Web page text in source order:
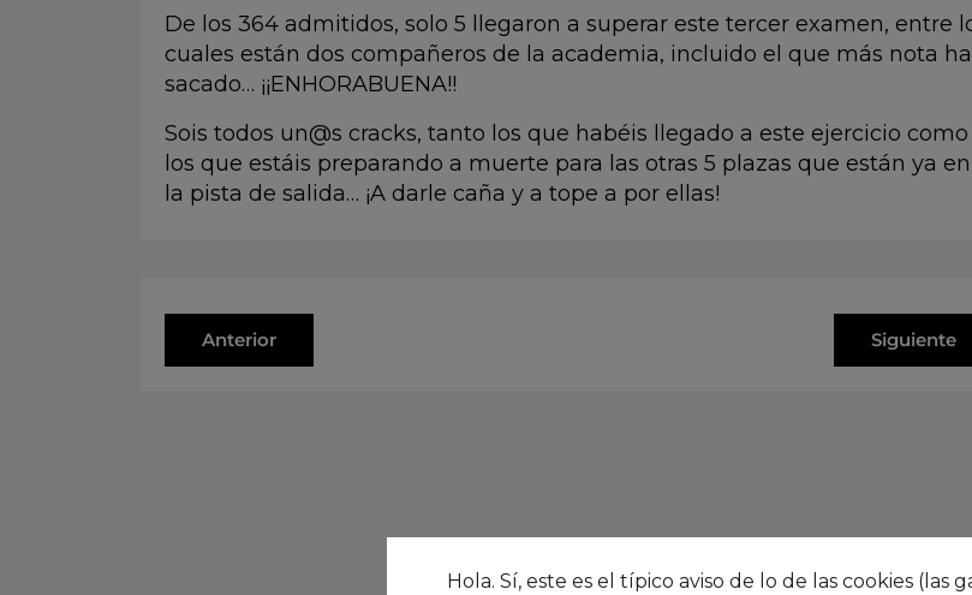
De los 364 admitidos, solo 5 llegaron a superar este tercer examen, entre
cuales están dos compañeros de la academia, incluido el que más nota ha
sacado… ¡¡ENHORABUENA!!
Sois todos un@s cracks, tanto los que habéis llegado a este ejercicio como
los que estáis preparando a muerte para las otras 5 plazas que están ya en
la pista de salida… ¡A darle caña y a tope a por ellas!
Anterior Siguiente
Hola. Sí, este es el típico aviso de lo de las cookies (las